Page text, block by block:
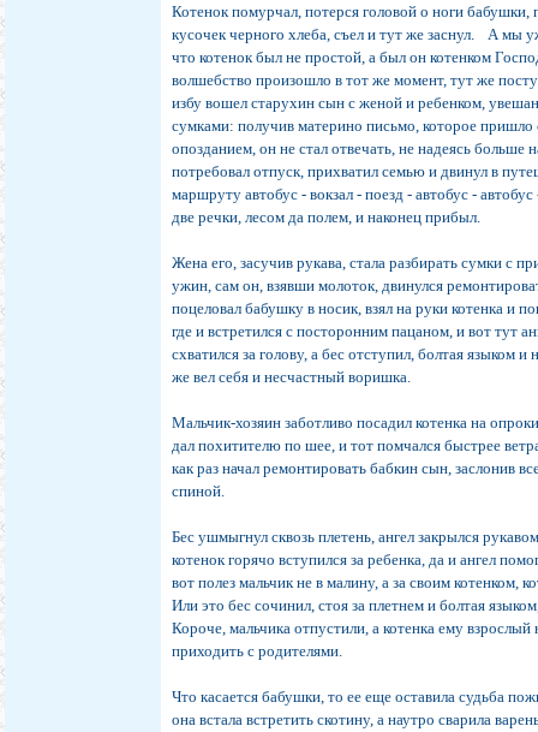
Котенок помурчал, потерся головой о ноги бабушки,
кусочек черного хлеба, съел и тут же заснул. А мы
что котенок был не простой, а был он котенком
волшебство произошло в тот же момент, тут же
избу вошел старухин сын с женой и ребенком,
сумками: получив материно письмо, которое
опозданием, он не стал отвечать, не надеясь больше
потребовал отпуск, прихватил семью и двинул в
маршруту автобус - вокзал - поезд - автобус -
две речки, лесом да полем, и наконец прибыл.
Жена его, засучив рукава, стала разбирать сумки с
ужин, сам он, взявши молоток, двинулся
поцеловал бабушку в носик, взял на руки котенка и
где и встретился с посторонним пацаном, и вот тут
схватился за голову, а бес отступил, болтая языком и
же вел себя и несчастный воришка.
Мальчик-хозяин заботливо посадил котенка на
дал похитителю по шее, и тот помчался быстрее
как раз начал ремонтировать бабкин сын, заслонив
спиной.
Бес ушмыгнул сквозь плетень, ангел закрылся
котенок горячо вступился за ребенка, да и ангел
вот полез мальчик не в малину, а за своим котенком,
Или это бес сочинил, стоя за плетнем и болтая
Короче, мальчика отпустили, а котенка ему взрослый
приходить с родителями.
Что касается бабушки, то ее еще оставила судьба
она встала встретить скотину, а наутро сварила